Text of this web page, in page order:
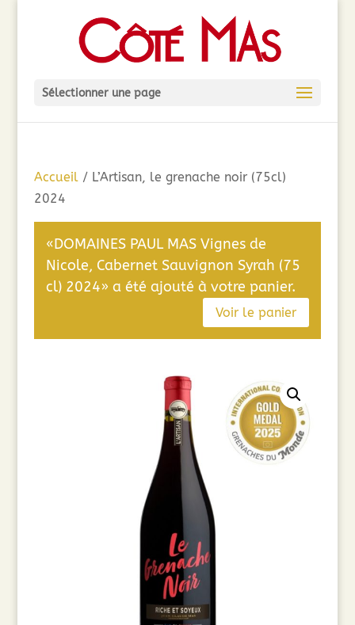
Sélectionner une page
Accueil/ L’Artisan, le grenache noir (75cl)
2024
«DOMAINES PAUL MAS Vignes de
Nicole, Cabernet Sauvignon Syrah (75
cl) 2024» a été ajouté à votre panier.
Voir le panier